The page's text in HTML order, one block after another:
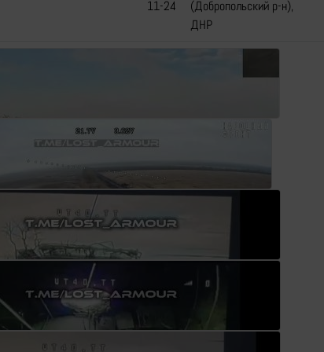
11-24
(Добропольский р-н),
ДНР